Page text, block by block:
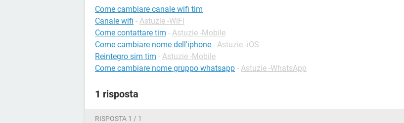
Come cambiare canale wifi tim
Canale wifi - Astuzie -WiFi
Come contattare tim - Astuzie -Mobile
Come cambiare nome dell'iphone - Astuzie -iOS
Reintegro sim tim - Astuzie -Mobile
Come cambiare nome gruppo whatsapp - Astuzie -WhatsApp
1 risposta
RISPOSTA 1 / 1